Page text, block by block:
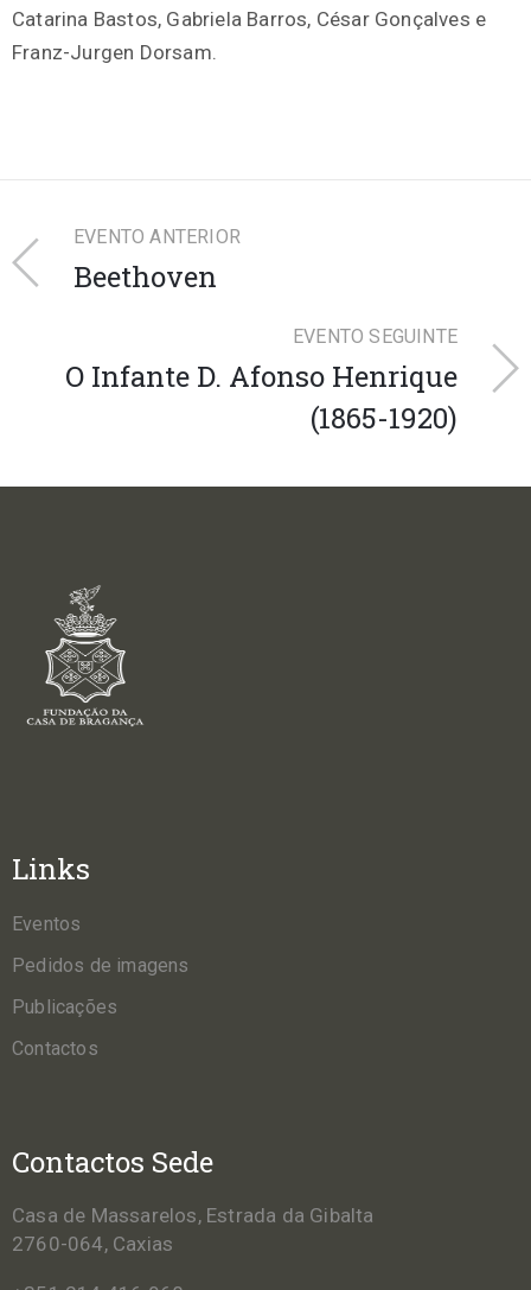
Catarina Bastos, Gabriela Barros, César Gonçalves e
Franz-Jurgen Dorsam.
EVENTO ANTERIOR
Beethoven
EVENTO SEGUINTE
O Infante D. Afonso Henrique
(1865-1920)
Links
Eventos
Pedidos de imagens
Publicações
Contactos
Contactos Sede
Casa de Massarelos, Estrada da Gibalta
2760-064, Caxias